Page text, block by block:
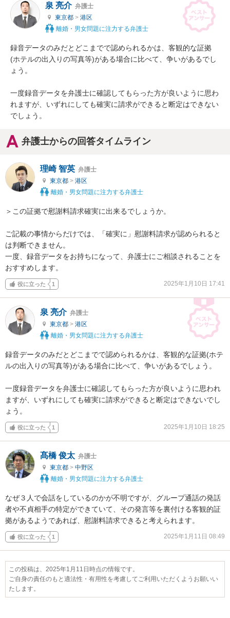
泉 亮介 弁護士
東京都 > 港区
離婚・男女問題に注力する弁護士
録音データのみだとどこまでで認められるかは、客観的な証拠
(ホテルの出入りの写真等)がある場合に比べて、争いがあるでし
ょう。
一度録音データを弁護士に確認してもらった方が良いように思わ
れますが、いずれにしても確実に請求ができると断定はできない
でしょう。
弁護士からの回答タイムライン
理崎 智英 弁護士
東京都 > 港区
離婚・男女問題に注力する弁護士
＞この証拠で慰謝料請求確実に出来るでしょうか。
ご記載の事情からだけでは、「確実に」慰謝料請求が認められると
は判断できません。
一度、録音データをお持ちになって、弁護士にご相談されることを
おすすめします。
役に立った 1 2025年1月10日 17:41
泉 亮介 弁護士
東京都 > 港区
離婚・男女問題に注力する弁護士
録音データのみだとどこまでで認められるかは、客観的な証拠(ホテ
ルの出入りの写真等)がある場合に比べて、争いがあるでしょう。
一度録音データを弁護士に確認してもらった方が良いように思われ
ますが、いずれにしても確実に請求ができると断定はできないでし
ょう。
役に立った 1 2025年1月10日 18:25
髙橋 俊太 弁護士
東京都 > 中野区
離婚・男女問題に注力する弁護士
なぜ３人で会話をしているのかが不明ですが、グループ通話の発話
者や不貞相手の特定ができていて、その発言等を裏付ける客観的証
拠があるようであれば、慰謝料請求できると考えられます。
役に立った 1 2025年1月11日 08:49
この投稿は、2025年1月11日時点の情報です。
ご自身の責任のもと適法性・有用性を考慮してご利用いただくようお願いい
たします。